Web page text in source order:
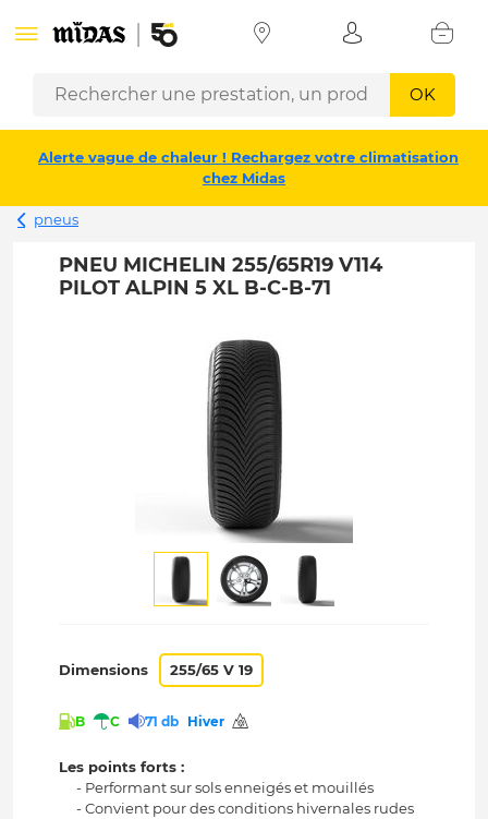
OK
Alerte vague de chaleur ! Rechargez votre climatisation
chez Midas
pneus
PNEU MICHELIN 255/65R19 V114
PILOT ALPIN 5 XL B-C-B-71
Dimensions 255/65 V 19
B C 71 db Hiver
Les points forts :
- Performant sur sols enneigés et mouillés
- Convient pour des conditions hivernales rudes